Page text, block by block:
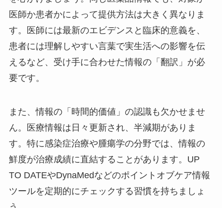
医師か患者かによって提供方法は大きく異なりま
す。医師には最新のエビデンスと臨床的意義を、
患者には理解しやすい言葉で実生活への影響を伝
えるなど、受け手に合わせた情報の「翻訳」が必
要です。
また、情報の「時間的価値」の認識も欠かせませ
ん。医療情報は日々更新され、半減期がありま
す。特に感染症治療や腫瘍学の分野では、情報の
鮮度が治療成績に直結することがあります。UP
TO DATEやDynaMedなどのポイントオブケア情報
ツールを定期的にチェックする習慣を持ちましょ